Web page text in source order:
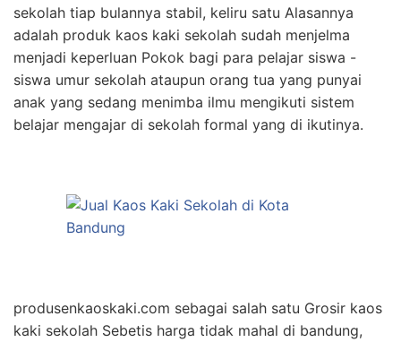
sekolah tiap bulannya stabil, keliru satu Alasannya
adalah produk kaos kaki sekolah sudah menjelma
menjadi keperluan Pokok bagi para pelajar siswa -
siswa umur sekolah ataupun orang tua yang punyai
anak yang sedang menimba ilmu mengikuti sistem
belajar mengajar di sekolah formal yang di ikutinya.
produsenkaoskaki.com sebagai salah satu Grosir kaos
kaki sekolah Sebetis harga tidak mahal di bandung,